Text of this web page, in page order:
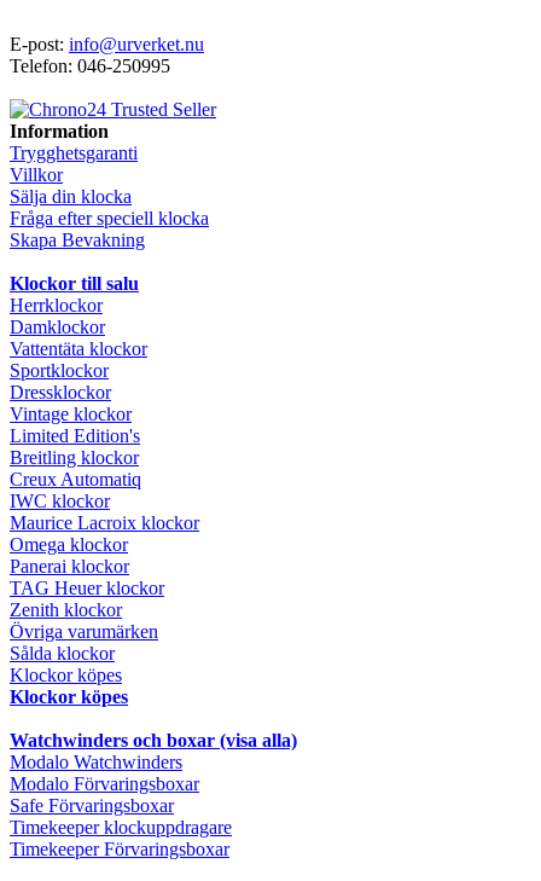
E-post: info@urverket.nu
Telefon: 046-250995
Information
Trygghetsgaranti
Villkor
Sälja din klocka
Fråga efter speciell klocka
Skapa Bevakning
Klockor till salu
Herrklockor
Damklockor
Vattentäta klockor
Sportklockor
Dressklockor
Vintage klockor
Limited Edition's
Breitling klockor
Creux Automatiq
IWC klockor
Maurice Lacroix klockor
Omega klockor
Panerai klockor
TAG Heuer klockor
Zenith klockor
Övriga varumärken
Sålda klockor
Klockor köpes
Klockor köpes
Watchwinders och boxar (visa alla)
Modalo Watchwinders
Modalo Förvaringsboxar
Safe Förvaringsboxar
Timekeeper klockuppdragare
Timekeeper Förvaringsboxar